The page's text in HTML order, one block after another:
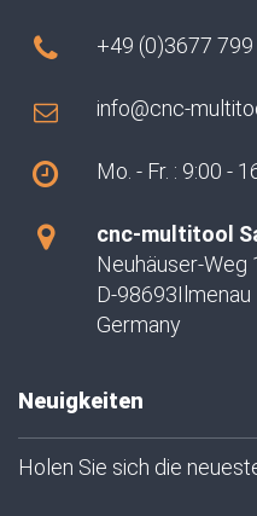
+49 (0)3677
info@cnc-
Mo. - Fr. : 9:00 -
cnc-multitool
Neuhäuser-Weg
D-98693Ilmenau
Germany
Neuigkeiten
Holen Sie sich die